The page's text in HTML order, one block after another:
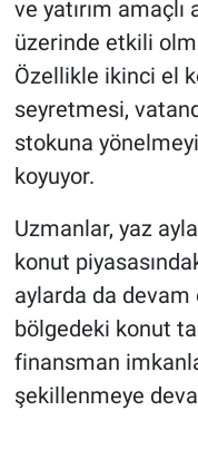
ve yatırım amaçlı
üzerinde etkili
Özellikle ikinci el
seyretmesi,
stokuna
koyuyor.
Uzmanlar, yaz
konut
aylarda da
bölgedeki konut
finansman
şekillenmeye